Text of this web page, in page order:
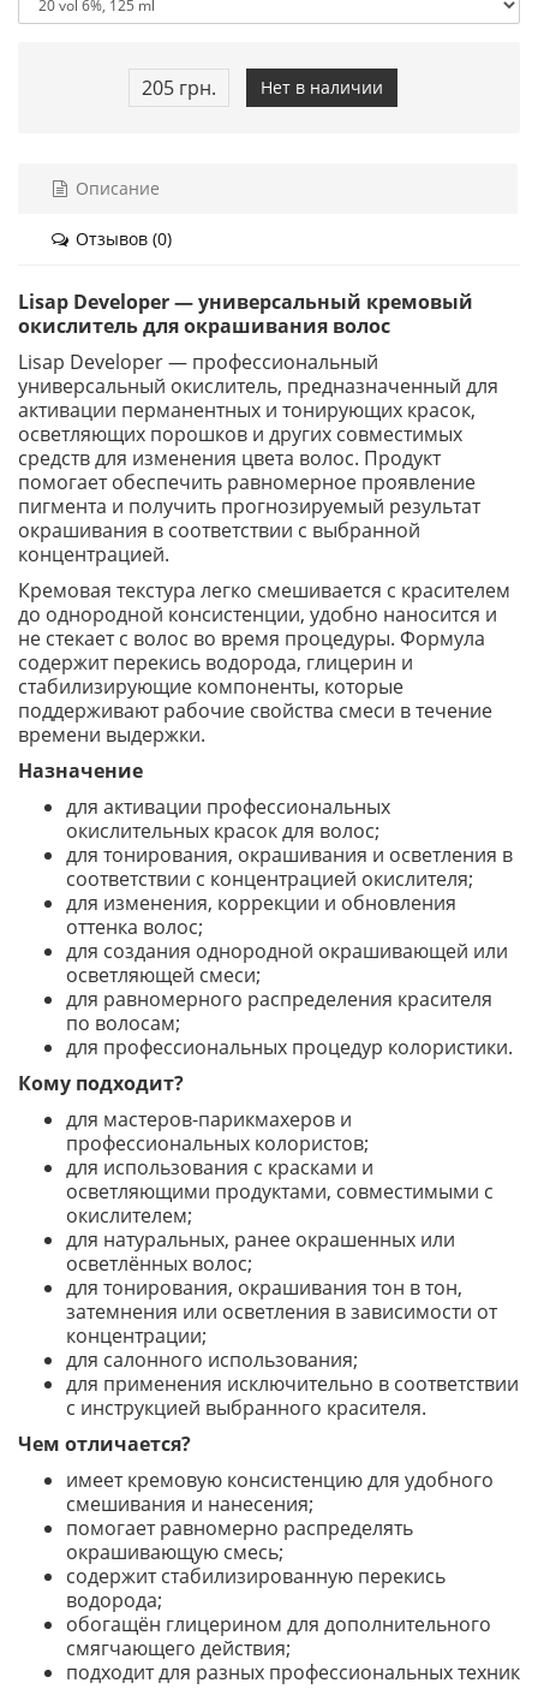
205 грн. Нет в наличии
Описание
Отзывов (0)
Lisap Developer — универсальный кремовый
окислитель для окрашивания волос
Lisap Developer — профессиональный
универсальный окислитель, предназначенный для
активации перманентных и тонирующих красок,
осветляющих порошков и других совместимых
средств для изменения цвета волос. Продукт
помогает обеспечить равномерное проявление
пигмента и получить прогнозируемый результат
окрашивания в соответствии с выбранной
концентрацией.
Кремовая текстура легко смешивается с красителем
до однородной консистенции, удобно наносится и
не стекает с волос во время процедуры. Формула
содержит перекись водорода, глицерин и
стабилизирующие компоненты, которые
поддерживают рабочие свойства смеси в течение
времени выдержки.
Назначение
для активации профессиональных
окислительных красок для волос;
для тонирования, окрашивания и осветления в
соответствии с концентрацией окислителя;
для изменения, коррекции и обновления
оттенка волос;
для создания однородной окрашивающей или
осветляющей смеси;
для равномерного распределения красителя
по волосам;
для профессиональных процедур колористики.
Кому подходит?
для мастеров-парикмахеров и
профессиональных колористов;
для использования с красками и
осветляющими продуктами, совместимыми с
окислителем;
для натуральных, ранее окрашенных или
осветлённых волос;
для тонирования, окрашивания тон в тон,
затемнения или осветления в зависимости от
концентрации;
для салонного использования;
для применения исключительно в соответствии
с инструкцией выбранного красителя.
Чем отличается?
имеет кремовую консистенцию для удобного
смешивания и нанесения;
помогает равномерно распределять
окрашивающую смесь;
содержит стабилизированную перекись
водорода;
обогащён глицерином для дополнительного
смягчающего действия;
подходит для разных профессиональных техник